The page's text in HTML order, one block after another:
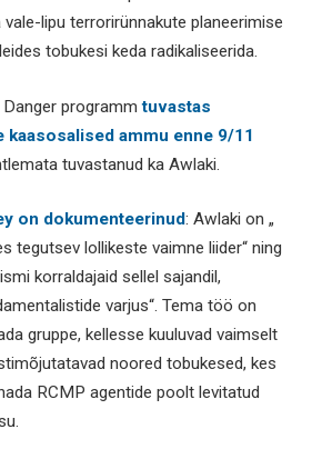
lipu terrorirünnakute planeerimise
tobukesi keda radikaliseerida.
Danger programmtuvastas
kaasosalised ammu enne 9/11
tuvastanud ka Awlaki.
on dokumenteerinud: Awlaki on „
tegutsev lollikeste vaimne liider“ ning
korraldajaid sellel sajandil,
varjus“. Tema töö on
gruppe, kellesse kuuluvad vaimselt
noored tobukesed, kes
RCMP agentide poolt levitatud